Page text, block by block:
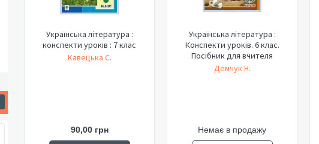
Українська література :
конспекти уроків : 7 клас
Кавецька С.
90,00 грн
Українська література :
Конспекти уроків. 6 клас.
Посібник для вчителя
Демчук Н.
Немає в продажу